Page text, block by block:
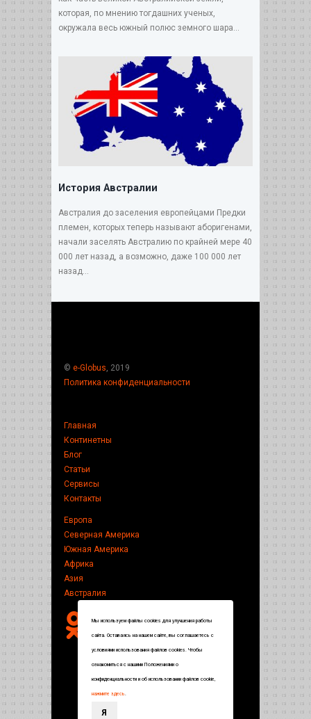
которая, по мнению тогдашних ученых,
окружала весь южный полюс земного шара...
История Австралии
Австралия до заселения европейцами Предки
племен, которых теперь называют аборигенами,
начали заселять Австралию по крайней мере 40
000 лет назад, а возможно, даже 100 000 лет
назад...
© e-Globus , 2019
Политика конфиденциальности
Главная
Континетны
Блог
Статьи
Сервисы
Контакты
Европа
Северная Америка
Южная Америка
Африка
Азия
Австралия
Мы используем файлы cookies для улучшения работы
сайта. Оставаясь на нашем сайте, вы соглашаетесь с
условиями использования файлов cookies. Чтобы
ознакомиться с нашими Положениями о
конфиденциальности и об использовании файлов cookie,
нажмите здесь.
Я